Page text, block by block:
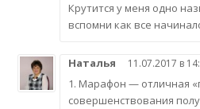
Крутится у меня одно
вспомни как все
Наталья 11.07.2017 в
1. Марафон — отличная
совершенствования